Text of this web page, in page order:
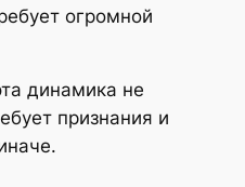
огромной
динамика не
признания и